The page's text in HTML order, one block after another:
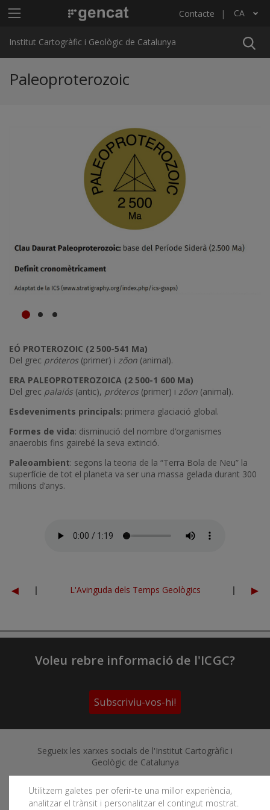
Menú principal ICGC Contacte CA
Llista les accions addicionals
Institut Cartogràfic i Geològic de Catalunya
Paleoproterozoic
EÓ PROTEROZOIC (2 500-541 Ma)
Del grec próteros (primer) i zõon (animal).
ERA PALEOPROTEROZOICA (2 500-1 600 Ma)
Del grec palaiós (antic), próteros (primer) i zõon (animal).
Esdeveniments principals: primera glaciació global.
Formes de vida: disminució del nombre d’organismes
anaerobis fins gairebé la seva extinció.
Paleoambient: segons la teoria de la “Terra Bola de Neu” la
superfície de tot el planeta va ser una massa gelada durant 300
milions d’anys.
◄ | L'Avinguda dels Temps Geològics | ►
Utilitzem galetes per oferir-te una millor experiència,
analitzar el trànsit i personalitzar el contingut mostrat.
Voleu rebre informació de l'ICGC?
Subscriviu-vos-hi!
Segueix les xarxes socials de l'Institut Cartogràfic i
Geològic de Catalunya